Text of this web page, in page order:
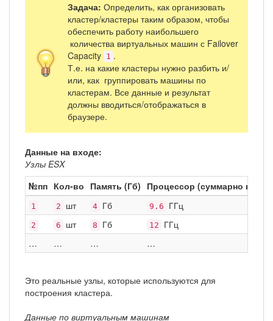
Задача: Определить, как организовать
кластер/кластеры таким образом, чтобы
обеспечить работу наибольшего
количества виртуальных машин с Failover
Capacity 1 .
Т.е. на какие кластеры нужно разбить и/
или, как группировать машины по
кластерам. Все данные и результат
должны вводиться/отображаться в
браузере.
Данные на входе:
Узлы ESX
№пп Кол-во Память (Гб) Процессор (суммарно в ГГц)
1 2 шт 4 Гб 9.6 ГГц
2 6 шт 8 Гб 12
ГГц
…
… … …
Это реальные узлы, которые используются для
построения кластера.
Данные по виртуальным машинам